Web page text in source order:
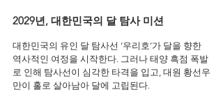
2029년, 대한민국의 달 탐사 미션
대한민국의 유인 달 탐사선 ‘우리호’가 달을 향한
역사적인 여정을 시작한다. 그러나 태양 흑점 폭발
로 인해 탐사선이 심각한 타격을 입고, 대원 황선우
만이 홀로 살아남아 달에 고립된다.